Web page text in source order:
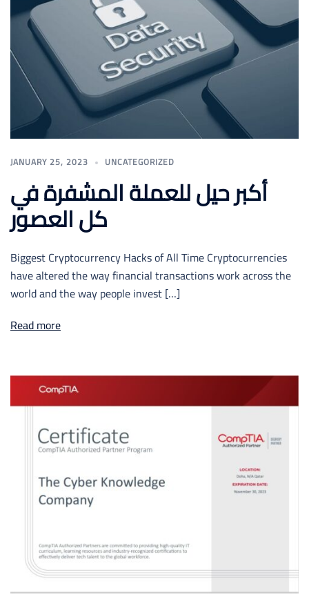
JANUARY 25, 2023 UNCATEGORIZED
أكبر حيل للعملة المشفرة في
كل العصور
Biggest Cryptocurrency Hacks of All Time Cryptocurrencies
have altered the way financial transactions work across the
world and the way people invest […]
Read more